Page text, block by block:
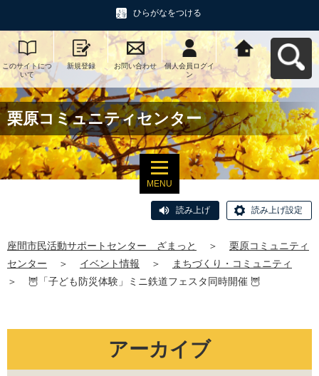
ひらがなをつける
このサイトにつ
いて
新規登録 お問い合わせ
個人会員ログイ
ン
座間市民活動サ
ポートセンタ
ー ざまっとへ
戻る
栗原コミュニティセンター
MENU
読み上げ 読み上げ設定
座間市民活動サポートセンター ざまっと ＞
栗原コミュニティ
センター
＞ イベント情報 ＞
まちづくり・コミュニティ
＞
🦉「子ども防災体験」ミニ鉄道フェスタ同時開催 🦉
アーカイブ